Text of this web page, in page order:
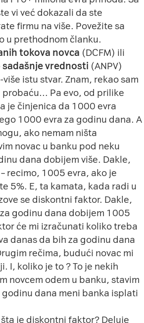
vi već dokazali da ste
firmu na više. Povežite sa
u prethodnom članku.
tokova novca (DCFM) ili
vrednosti (ANPV)
istu stvar. Znam, rekao sam
probaću… Pa evo, od prilike
je činjenica da 1000 evra
1000 evra za godinu dana. A
ako nemam ništa
novac u banku pod neku
dana dobijem više. Dakle,
recimo, 1005 evra, ako je
5%. E, ta kamata, kada radi u
se diskontni faktor. Dakle,
godinu dana dobijem 1005
će mi izračunati koliko treba
danas da bih za godinu dana
rečima, budući novac mi
I, koliko je to ? To je nekih
novcem odem u banku, stavim
godinu dana meni banka isplati
je diskontni faktor? Deluje